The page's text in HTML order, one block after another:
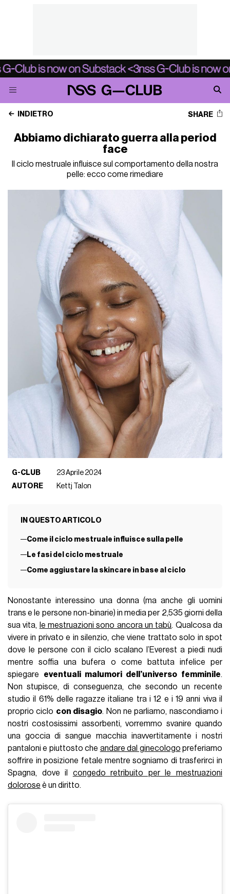
INDIETRO SHARE
Abbiamo dichiarato guerra alla period
face
Il ciclo mestruale influisce sul comportamento della nostra
pelle: ecco come rimediare
G-CLUB
23 Aprile 2024
AUTORE
Kettj Talon
IN QUESTO ARTICOLO
Come il ciclo mestruale influisce sulla pelle
Le fasi del ciclo mestruale
Come aggiustare la skincare in base al ciclo
Nonostante interessino una donna (ma anche gli uomini
trans e le persone non-binarie) in media per 2,535 giorni della
sua vita, le mestruazioni sono ancora un tabù. Qualcosa da
vivere in privato e in silenzio, che viene trattato solo in spot
dove le persone con il ciclo scalano l’Everest a piedi nudi
mentre soffia una bufera o come battuta infelice per
spiegare eventuali malumori dell’universo femminile.
Non stupisce, di conseguenza, che secondo un recente
studio il 61% delle ragazze italiane tra i 12 e i 19 anni viva il
proprio ciclo con disagio. Non ne parliamo, nascondiamo i
nostri costosissimi assorbenti, vorremmo svanire quando
una goccia di sangue macchia inavvertitamente i nostri
pantaloni e piuttosto che andare dal ginecologo preferiamo
soffrire in posizione fetale mentre sogniamo di trasferirci in
Spagna, dove il congedo retribuito per le mestruazioni
dolorose è un diritto.